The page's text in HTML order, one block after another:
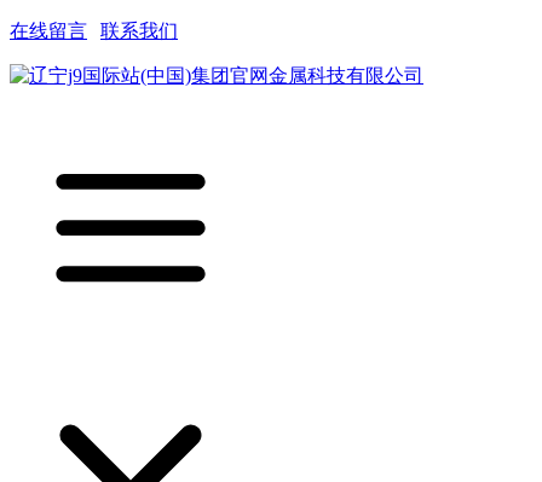
在线留言 联系我们